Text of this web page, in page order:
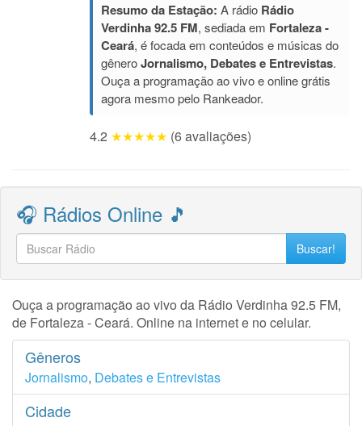
Resumo da Estação: A rádio Rádio
Verdinha 92.5 FM, sediada em Fortaleza -
Ceará, é focada em conteúdos e músicas do
gêneroJornalismo, Debates e Entrevistas.
Ouça a programação ao vivo e online grátis
agora mesmo pelo Rankeador.
4.2 ★★★★★ (6 avaliações)
🎧 Rádios Online 🎵
Buscar!
Ouça a programação ao vivo da Rádio Verdinha 92.5 FM,
de Fortaleza - Ceará. Online na internet e no celular.
Gêneros
Jornalismo, Debates e Entrevistas
Cidade